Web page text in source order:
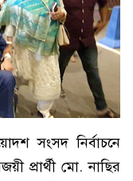
সংসদ নির্বাচনে
প্রার্থী মো. নাছির